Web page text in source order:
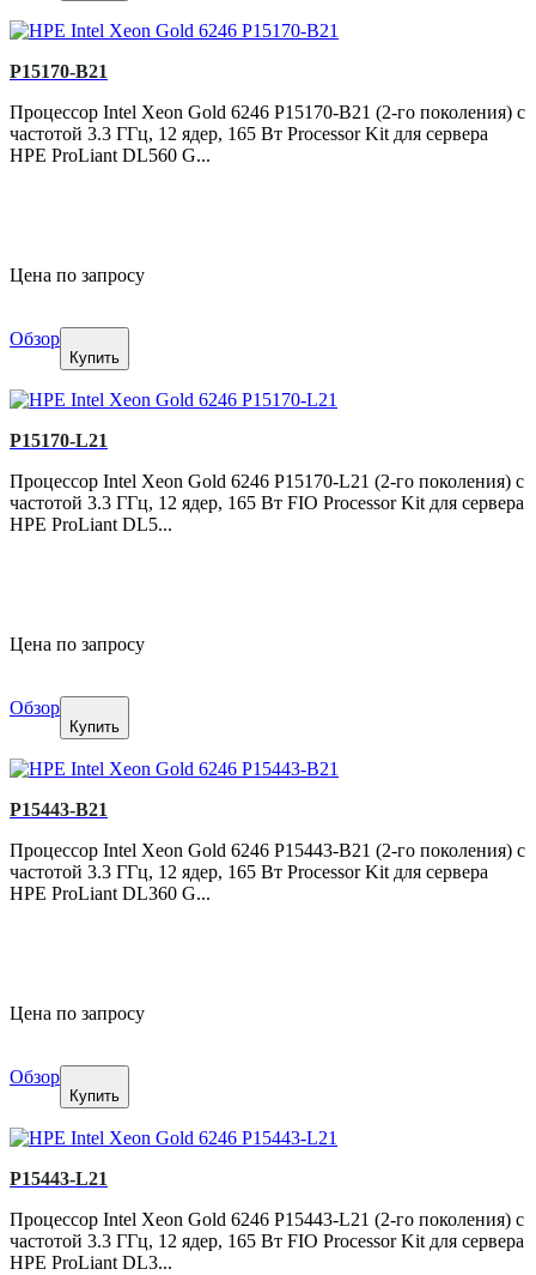
P15170-B21
Процессор Intel Xeon Gold 6246 P15170-B21 (2-го поколения) с
частотой 3.3 ГГц, 12 ядер, 165 Вт Processor Kit для сервера
HPE ProLiant DL560 G...
Цена по запросу
Обзор
Купить
P15170-L21
Процессор Intel Xeon Gold 6246 P15170-L21 (2-го поколения) с
частотой 3.3 ГГц, 12 ядер, 165 Вт FIO Processor Kit для сервера
HPE ProLiant DL5...
Цена по запросу
Обзор
Купить
P15443-B21
Процессор Intel Xeon Gold 6246 P15443-B21 (2-го поколения) с
частотой 3.3 ГГц, 12 ядер, 165 Вт Processor Kit для сервера
HPE ProLiant DL360 G...
Цена по запросу
Обзор
Купить
P15443-L21
Процессор Intel Xeon Gold 6246 P15443-L21 (2-го поколения) с
частотой 3.3 ГГц, 12 ядер, 165 Вт FIO Processor Kit для сервера
HPE ProLiant DL3...